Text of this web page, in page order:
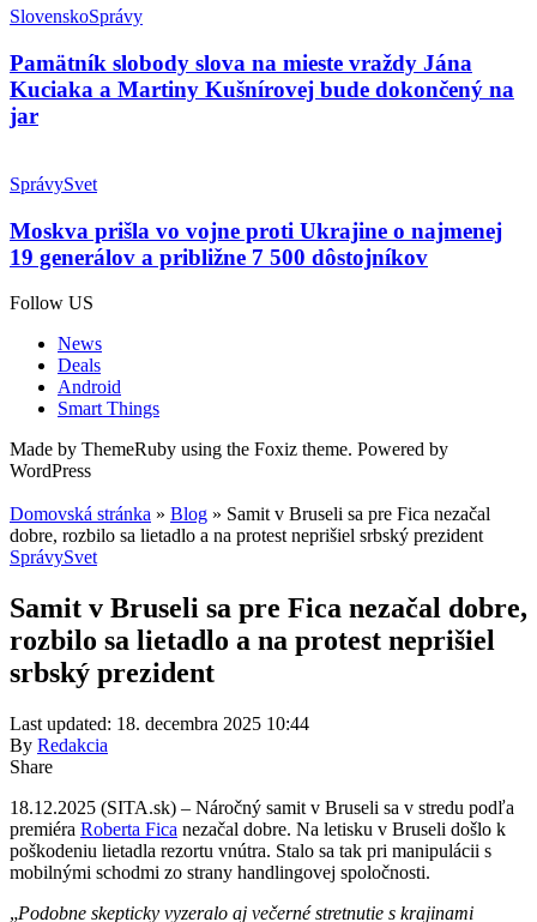
SlovenskoSprávy
Pamätník slobody slova na mieste vraždy Jána
Kuciaka a Martiny Kušnírovej bude dokončený na
jar
SprávySvet
Moskva prišla vo vojne proti Ukrajine o najmenej
19 generálov a približne 7 500 dôstojníkov
Follow US
News
Deals
Android
Smart Things
Made by ThemeRuby using the Foxiz theme. Powered by
WordPress
Domovská stránka » Blog » Samit v Bruseli sa pre Fica nezačal
dobre, rozbilo sa lietadlo a na protest neprišiel srbský prezident
SprávySvet
Samit v Bruseli sa pre Fica nezačal dobre,
rozbilo sa lietadlo a na protest neprišiel
srbský prezident
Last updated: 18. decembra 2025 10:44
By Redakcia
Share
18.12.2025 (SITA.sk) – Náročný samit v Bruseli sa v stredu podľa
premiéra Roberta Fica nezačal dobre. Na letisku v Bruseli došlo k
poškodeniu lietadla rezortu vnútra. Stalo sa tak pri manipulácii s
mobilnými schodmi zo strany handlingovej spoločnosti.
„Podobne skepticky vyzeralo aj večerné stretnutie s krajinami